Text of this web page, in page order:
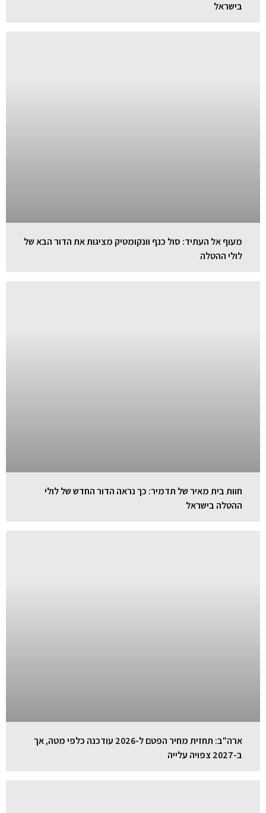
בישראל
מעוף אל העתיד: סול כנף וונקומטיק מציגות את הדור הבא של
לולי ההטלה
חוות בית מאיר של תדמיר: כך נראה הדור החדש של לולי
ההטלה בישראל
ארה"ב: תחזית מחיר הפטם ל-2026 עודכנה כלפי מטה, אך
ב-2027 צפויה עלייה